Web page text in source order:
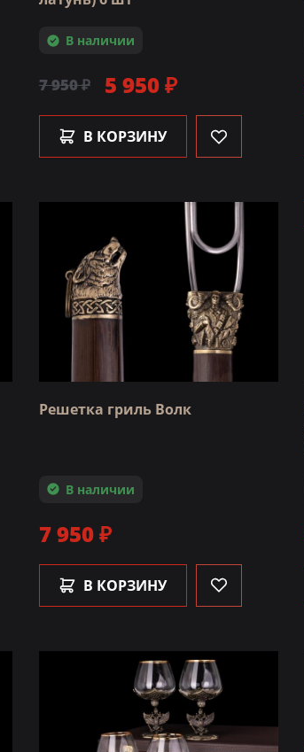
В наличии
7 950 ₽ 5 950 ₽
В КОРЗИНУ
Решетка гриль Волк
В наличии
7 950 ₽
В КОРЗИНУ